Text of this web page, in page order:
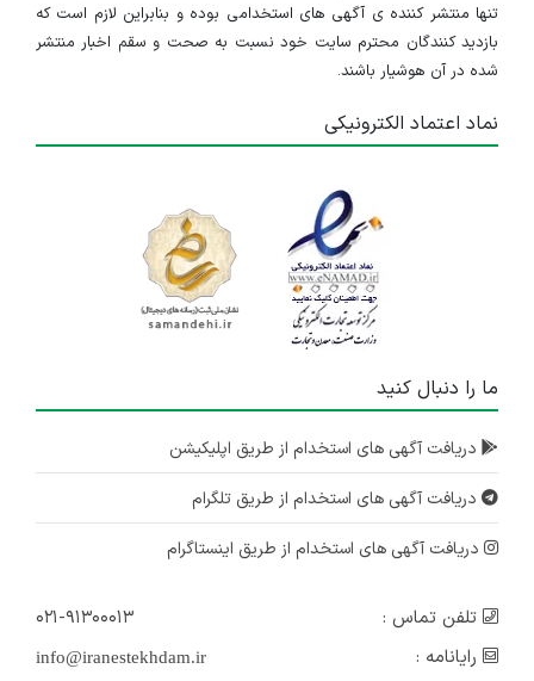
تنها منتشر کننده ی آگهی های استخدامی بوده و بنابراین لازم است که
بازدید کنندگان محترم سایت خود نسبت به صحت و سقم اخبار منتشر
شده در آن هوشیار باشند.
نماد اعتماد الکترونیکی
ما را دنبال کنید
دریافت آگهی های استخدام از طریق اپلیکیشن
دریافت آگهی های استخدام از طریق تلگرام
دریافت آگهی های استخدام از طریق اینستاگرام
تلفن تماس :
۰۲۱-۹۱۳۰۰۰۱۳
رایانامه :
info@iranestekhdam.ir